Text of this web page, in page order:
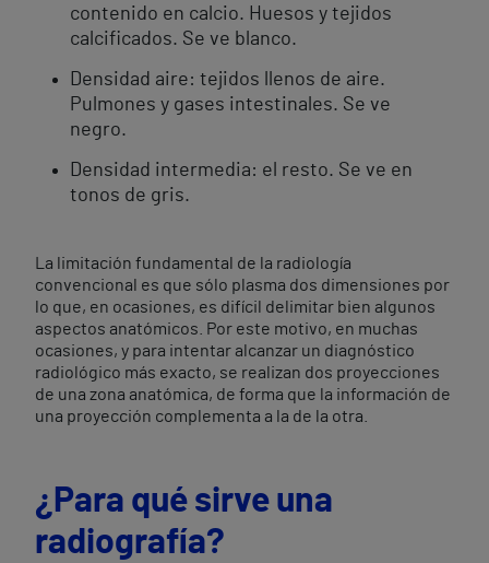
contenido en calcio. Huesos y tejidos
calcificados. Se ve blanco.
Densidad aire: tejidos llenos de aire.
Pulmones y gases intestinales. Se ve
negro.
Densidad intermedia: el resto. Se ve en
tonos de gris.
La limitación fundamental de la radiología
convencional es que sólo plasma dos dimensiones por
lo que, en ocasiones, es difícil delimitar bien algunos
aspectos anatómicos. Por este motivo, en muchas
ocasiones, y para intentar alcanzar un diagnóstico
radiológico más exacto, se realizan dos proyecciones
de una zona anatómica, de forma que la información de
una proyección complementa a la de la otra.
¿Para qué sirve una
radiografía?